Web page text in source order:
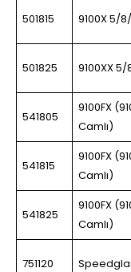
501815 9100X 5/
501825 9100XX
541805
9100FX
Camlı)
541815
9100FX
Camlı)
541825
9100FX
Camlı)
751120